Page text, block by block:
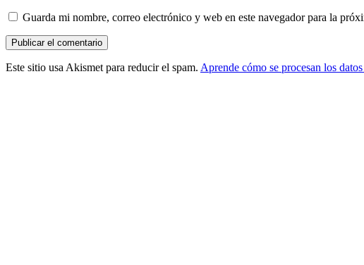
Guarda mi nombre, correo electrónico y web en este navegador para la
Este sitio usa Akismet para reducir el spam. Aprende cómo se procesan los